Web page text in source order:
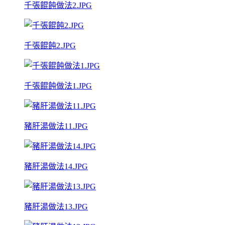
千張餛飩做法2.JPG
千張餛飩2.JPG
千張餛飩做法1.JPG
豬肝湯做法11.JPG
豬肝湯做法14.JPG
豬肝湯做法13.JPG